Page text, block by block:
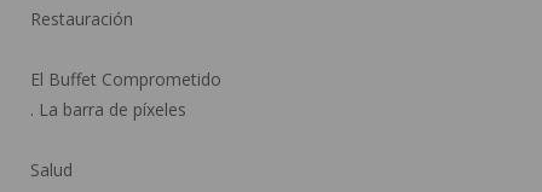
Restauración
El Buffet Comprometido
. La barra de píxeles
Salud